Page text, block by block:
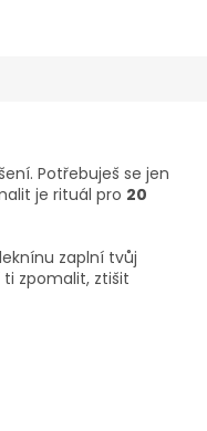
Potřebuješ se jen
je rituál pro 20
zaplní tvůj
zpomalit, ztišit